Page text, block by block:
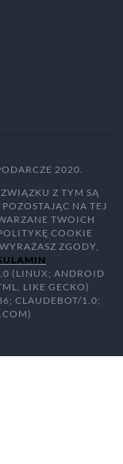
2020.
Z TYM SĄ
NA TEJ
TWOICH
COOKIE
ZGODY,
(LINUX; ANDROID
LIKE GECKO)
CLAUDEBOT/1.0;